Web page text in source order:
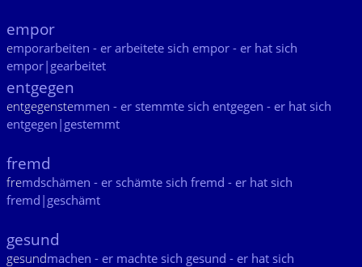
empor
emporarbeiten - er arbeitete sich empor - er hat sich
empor|gearbeitet
entgegen
entgegenstemmen - er stemmte sich entgegen - er hat sich
entgegen|gestemmt
fremd
fremdschämen - er schämte sich fremd - er hat sich
fremd|geschämt
gesund
gesundmachen - er machte sich gesund - er hat sich